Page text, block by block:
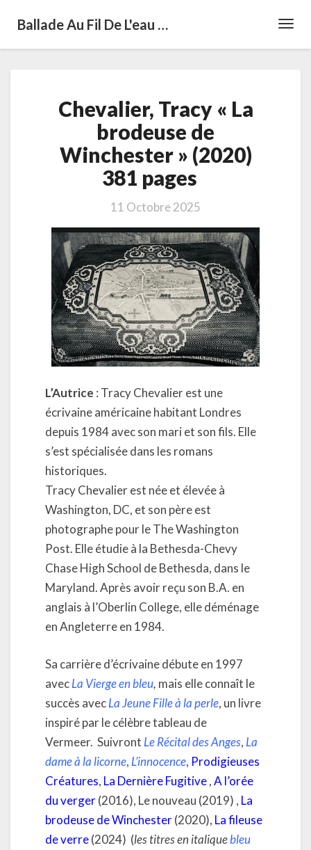
Ballade Au Fil De L'eau …
Tracy
La
brodeuse
de
Winchester
(2020)
381
pages
Chevalier, Tracy « La
brodeuse de
Winchester » (2020)
381 pages
11 Octobre 2025
L’Autrice : Tracy Chevalier est une
écrivaine américaine habitant Londres
depuis 1984 avec son mari et son fils. Elle
s’est spécialisée dans les romans
historiques.
Tracy Chevalier est née et élevée à
Washington, DC, et son père est
photographe pour le The Washington
Post. Elle étudie à la Bethesda-Chevy
Chase High School de Bethesda, dans le
Maryland. Après avoir reçu son B.A. en
anglais à l’Oberlin College, elle déménage
en Angleterre en 1984.
Sa carrière d’écrivaine débute en 1997
avecLa Vierge en bleu, mais elle connaît le
succès avecLa Jeune Fille à la perle, un livre
inspiré par le célèbre tableau de
Vermeer. Suivront Le Récital des Anges, La
dame à la licorne, L’innocence, Prodigieuses
Créatures, La Dernière Fugitive,A l’orée
du verger(2016), Le nouveau (2019) , La
brodeuse de Winchester(2020), La fileuse
de verre(2024) (les titres en italiquebleu